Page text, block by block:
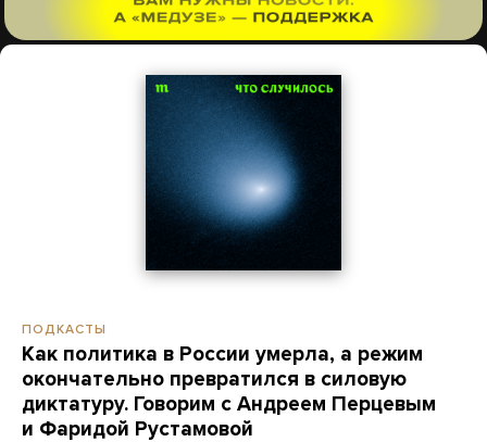
ПОДКАСТЫ
Как политика в России умерла, а режим
окончательно превратился в силовую
диктатуру. Говорим с Андреем Перцевым
и Фаридой Рустамовой